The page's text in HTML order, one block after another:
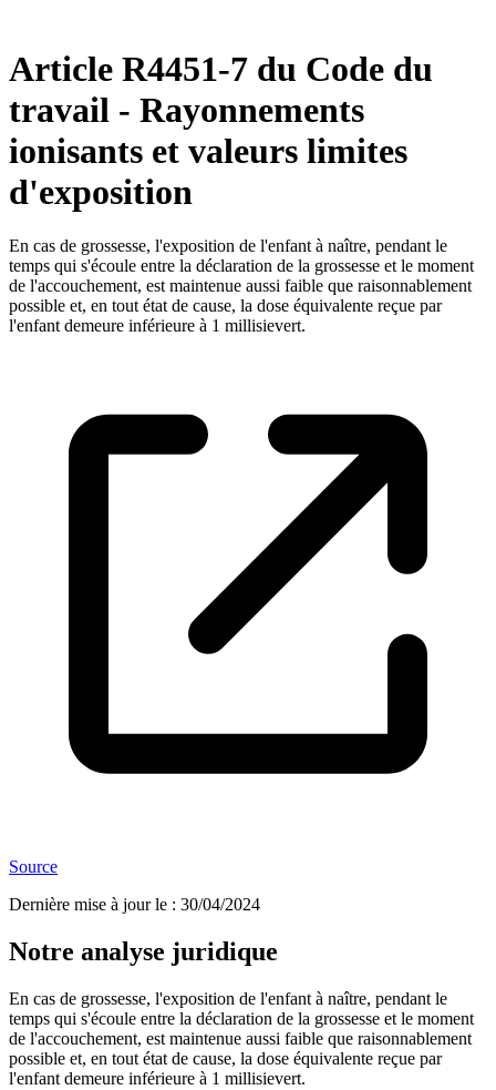
Article R4451-7 du Code du
travail - Rayonnements
ionisants et valeurs limites
d'exposition
En cas de grossesse, l'exposition de l'enfant à naître, pendant le
temps qui s'écoule entre la déclaration de la grossesse et le moment
de l'accouchement, est maintenue aussi faible que raisonnablement
possible et, en tout état de cause, la dose équivalente reçue par
l'enfant demeure inférieure à 1 millisievert.
Source
Dernière mise à jour le : 30/04/2024
Notre analyse juridique
En cas de grossesse, l'exposition de l'enfant à naître, pendant le
temps qui s'écoule entre la déclaration de la grossesse et le moment
de l'accouchement, est maintenue aussi faible que raisonnablement
possible et, en tout état de cause, la dose équivalente reçue par
l'enfant demeure inférieure à 1 millisievert.